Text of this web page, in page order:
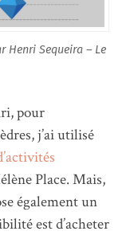
Henri Sequeira – Le
pour
j’ai utilisé
Place. Mais,
également un
est d’acheter